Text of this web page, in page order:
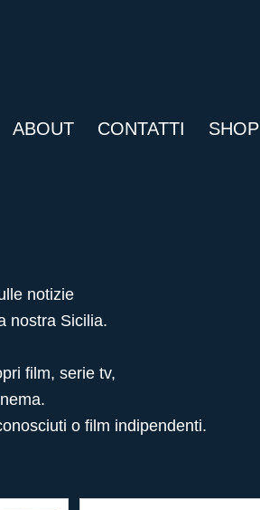
ABOUT CONTATTI SHOP
notizie
nostra Sicilia.
film, serie tv,
o film indipendenti.